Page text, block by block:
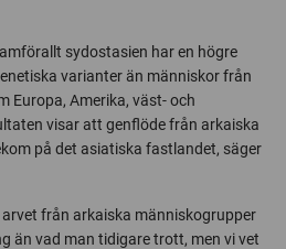
sydostasien har en högre
varianter än människor från
Europa, Amerika, väst- och
visar att genflöde från arkaiska
på det asiatiska fastlandet, säger
från arkaiska människogrupper
än vad man tidigare trott, men vi vet